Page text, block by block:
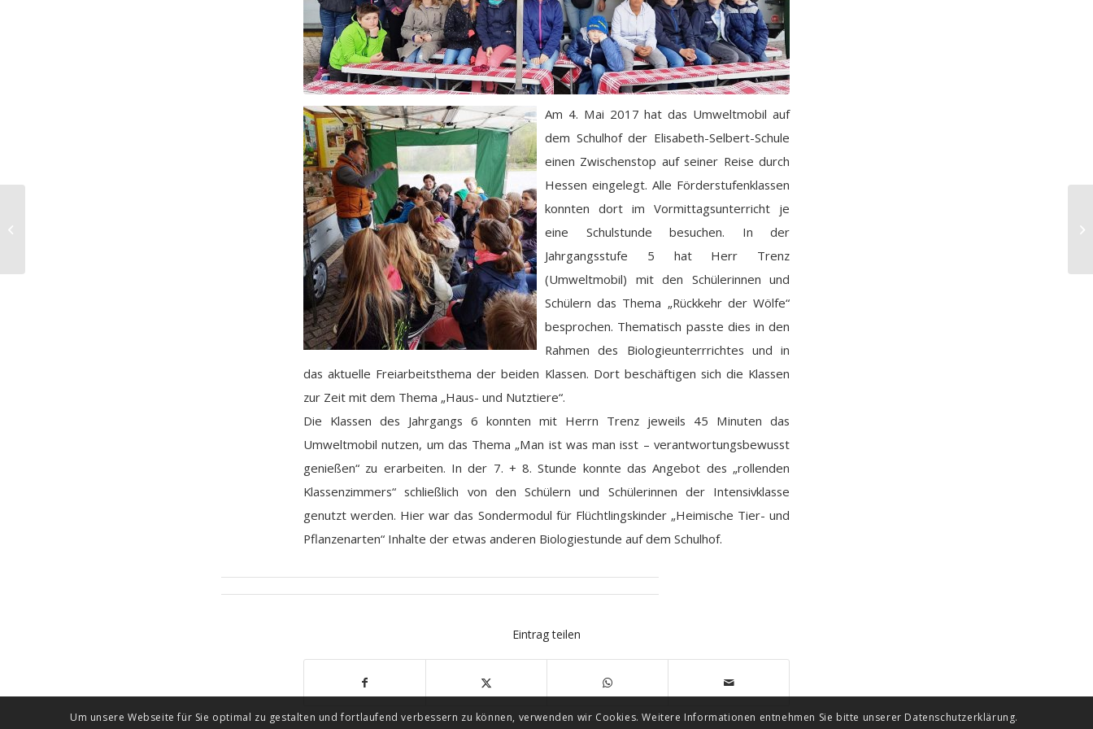
Am 4. Mai 2017 hat das Umweltmobil auf
dem Schulhof der Elisabeth-Selbert-Schule
einen Zwischenstop auf seiner Reise durch
Hessen eingelegt. Alle Förderstufenklassen
konnten dort im Vormittagsunterricht je
eine Schulstunde besuchen. In der
Jahrgangsstufe 5 hat Herr Trenz
(Umweltmobil) mit den Schülerinnen und
Schülern das Thema „Rückkehr der Wölfe“
besprochen. Thematisch passte dies in den
Rahmen des Biologieunterrrichtes und in
das aktuelle Freiarbeitsthema der beiden Klassen. Dort beschäftigen sich die Klassen
zur Zeit mit dem Thema „Haus- und Nutztiere“.
Die Klassen des Jahrgangs 6 konnten mit Herrn Trenz jeweils 45 Minuten das
Umweltmobil nutzen, um das Thema „Man ist was man isst – verantwortungsbewusst
genießen“ zu erarbeiten. In der 7. + 8. Stunde konnte das Angebot des „rollenden
Klassenzimmers“ schließlich von den Schülern und Schülerinnen der Intensivklasse
genutzt werden. Hier war das Sondermodul für Flüchtlingskinder „Heimische Tier- und
Pflanzenarten“ Inhalte der etwas anderen Biologiestunde auf dem Schulhof.
Eintrag teilen
Um unsere Webseite für Sie optimal zu gestalten und fortlaufend verbessern zu können, verwenden wir Cookies. Weitere Informationen entnehmen Sie bitte unserer Datenschutzerklärung.